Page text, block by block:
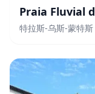
Praia Fluvial
特拉斯-乌斯-蒙特斯